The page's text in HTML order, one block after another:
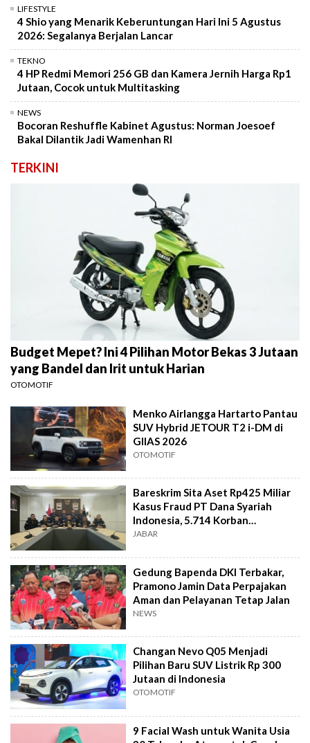
LIFESTYLE
4 Shio yang Menarik Keberuntungan Hari Ini 5 Agustus
2026: Segalanya Berjalan Lancar
TEKNO
4 HP Redmi Memori 256 GB dan Kamera Jernih Harga Rp1
Jutaan, Cocok untuk Multitasking
NEWS
Bocoran Reshuffle Kabinet Agustus: Norman Joesoef
Bakal Dilantik Jadi Wamenhan RI
TERKINI
Budget Mepet? Ini 4 Pilihan Motor Bekas 3 Jutaan
yang Bandel dan Irit untuk Harian
OTOMOTIF
Menko Airlangga Hartarto Pantau
SUV Hybrid JETOUR T2 i-DM di
GIIAS 2026
OTOMOTIF
Bareskrim Sita Aset Rp425 Miliar
Kasus Fraud PT Dana Syariah
Indonesia, 5.714 Korban
Terverifikasai
JABAR
Gedung Bapenda DKI Terbakar,
Pramono Jamin Data Perpajakan
Aman dan Pelayanan Tetap Jalan
NEWS
Changan Nevo Q05 Menjadi
Pilihan Baru SUV Listrik Rp 300
Jutaan di Indonesia
OTOMOTIF
9 Facial Wash untuk Wanita Usia